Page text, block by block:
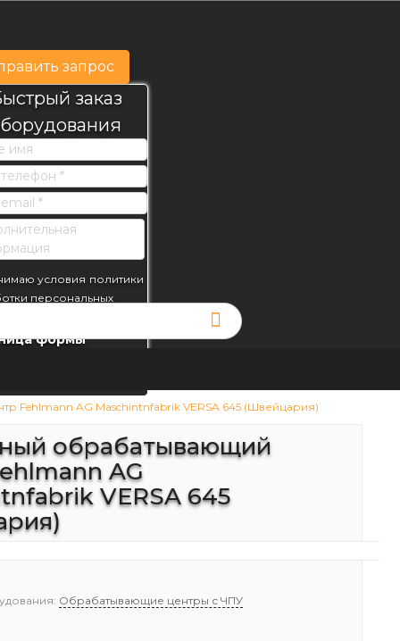
запрос
заказ
условия политики
персональных
формы
Fehlmann AG Maschintnfabrik VERSA 645 (Швейцария)
обрабатывающий
AG
VERSA 645
Обрабатывающие центры с ЧПУ